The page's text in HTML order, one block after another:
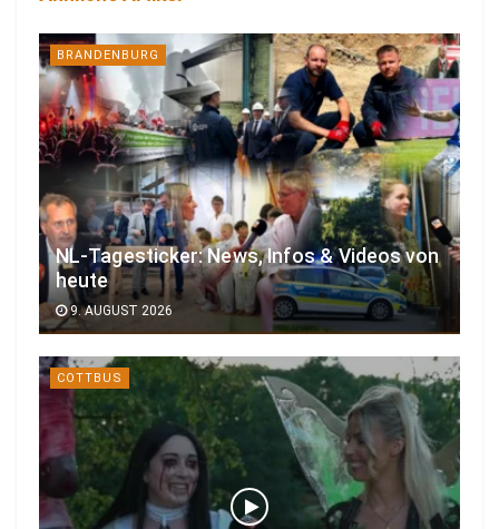
BRANDENBURG
NL-Tagesticker: News, Infos & Videos von
heute
9. AUGUST 2026
COTTBUS